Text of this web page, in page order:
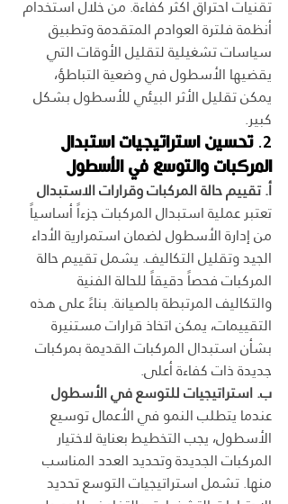
تقنيات احتراق أكثر كفاءة. من خلال استخدام
أنظمة فلترة العوادم المتقدمة وتطبيق
سياسات تشغيلية لتقليل الأوقات التي
يقضيها الأسطول في وضعية التباطؤ،
يمكن تقليل الأثر البيئي للأسطول بشكل
كبير.
2. تحسين استراتيجيات استبدال
المركبات والتوسع في الأسطول
أ. تقييم حالة المركبات وقرارات الاستبدال
تعتبر عملية استبدال المركبات جزءاً أساسياً
من إدارة الأسطول لضمان استمرارية الأداء
الجيد وتقليل التكاليف. يشمل تقييم حالة
المركبات فحصاً دقيقاً للحالة الفنية
والتكاليف المرتبطة بالصيانة. بناءً على هذه
التقييمات، يمكن اتخاذ قرارات مستنيرة
بشأن استبدال المركبات القديمة بمركبات
جديدة ذات كفاءة أعلى.
ب. استراتيجيات للتوسع في الأسطول
عندما يتطلب النمو في الأعمال توسيع
الأسطول، يجب التخطيط بعناية لاختيار
المركبات الجديدة وتحديد العدد المناسب
منها. تشمل استراتيجيات التوسع تحديد